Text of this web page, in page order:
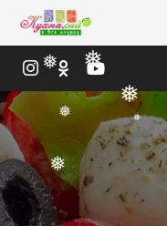
❅
❅
❅
❅
❅ ❅